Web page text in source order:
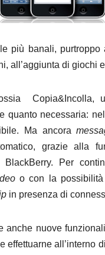
più banali, purtroppo
all’aggiunta di giochi
Copia&Incolla,
quanto necessaria:
Ma ancora
grazie alla
Per
o con la possibilità
in presenza di
anche nuove
effettuarne all’interno